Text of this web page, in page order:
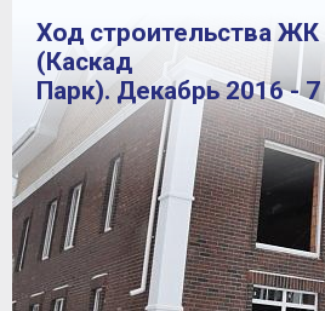
Ход строительства ЖК
(Каскад
Парк). Декабрь 2016 -